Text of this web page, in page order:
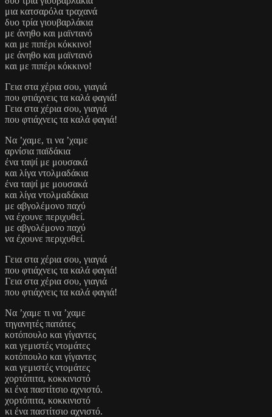
μια κατσαρόλα τραχανά
δυο τρία γιουβαρλάκια
με άνηθο και μαϊντανό
και με πιπέρι κόκκινο!
με άνηθο και μαϊντανό
και με πιπέρι κόκκινο!
Γεια στα χέρια σου, γιαγιά
που φτιάχνεις τα καλά φαγιά!
Γεια στα χέρια σου, γιαγιά
που φτιάχνεις τα καλά φαγιά!
Να ’χαμε, τι να ’χαμε
αρνίσια παϊδάκια
ένα ταψί με μουσακά
και λίγα ντολμαδάκια
ένα ταψί με μουσακά
και λίγα ντολμαδάκια
με αβγολέμονο παχύ
να έχουνε περιχυθεί.
με αβγολέμονο παχύ
να έχουνε περιχυθεί.
Γεια στα χέρια σου, γιαγιά
που φτιάχνεις τα καλά φαγιά!
Γεια στα χέρια σου, γιαγιά
που φτιάχνεις τα καλά φαγιά!
Να ’χαμε τι να ’χαμε
τηγανητές πατάτες
κοτόπουλο και γίγαντες
και γεμιστές ντομάτες
κοτόπουλο και γίγαντες
και γεμιστές ντομάτες
χορτόπιτα, κοκκινιστό
κι ένα παστίτσιο αχνιστό.
χορτόπιτα, κοκκινιστό
κι ένα παστίτσιο αχνιστό.